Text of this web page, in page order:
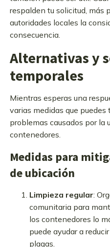
respalden tu solicitud, más
autoridades locales la
consecuencia.
Alternativas y
temporales
Mientras esperas una
varias medidas que
problemas causados por la
contenedores.
Medidas para
de ubicación
Limpieza regular:
comunitaria para
los contenedores lo
puede ayudar a
plagas.